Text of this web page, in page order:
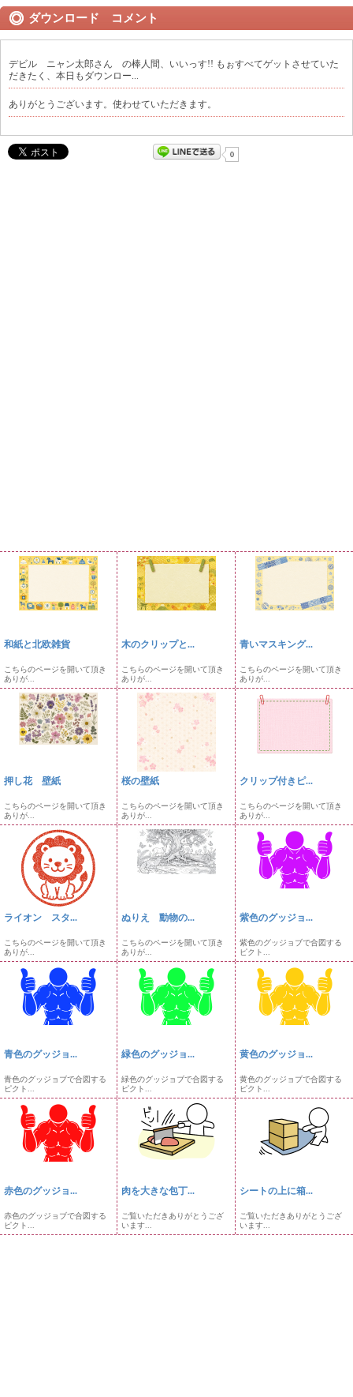
ダウンロード コメント
デビル ニャン太郎さん の棒人間、いいっす!! もぉすべてゲットさせていた
だきたく、本日もダウンロー...
ありがとうございます。使わせていただきます。
0
和紙と北欧雑貨
こちらのページを開いて頂き
ありが...
木のクリップと...
こちらのページを開いて頂き
ありが...
青いマスキング...
こちらのページを開いて頂き
ありが...
押し花 壁紙
こちらのページを開いて頂き
ありが...
桜の壁紙
こちらのページを開いて頂き
ありが...
クリップ付きピ...
こちらのページを開いて頂き
ありが...
ライオン スタ...
こちらのページを開いて頂き
ありが...
ぬりえ 動物の...
こちらのページを開いて頂き
ありが...
紫色のグッジョ...
紫色のグッジョブで合図する
ピクト...
青色のグッジョ...
青色のグッジョブで合図する
ピクト...
緑色のグッジョ...
緑色のグッジョブで合図する
ピクト...
黄色のグッジョ...
黄色のグッジョブで合図する
ピクト...
赤色のグッジョ...
赤色のグッジョブで合図する
ピクト...
肉を大きな包丁...
ご覧いただきありがとうござ
います...
シートの上に箱...
ご覧いただきありがとうござ
います...